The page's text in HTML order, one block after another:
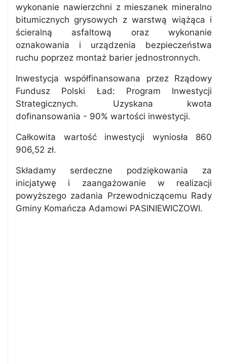
wykonanie nawierzchni z mieszanek mineralno
bitumicznych grysowych z warstwą wiążąca i
ścieralną asfaltową oraz wykonanie
oznakowania i urządzenia bezpieczeństwa
ruchu poprzez montaż barier jednostronnych.
Inwestycja współfinansowana przez Rządowy
Fundusz Polski Ład: Program Inwestycji
Strategicznych. Uzyskana kwota
dofinansowania - 90% wartości inwestycji.
Całkowita wartość inwestycji wyniosła 860
906,52 zł.
Składamy serdeczne podziękowania za
inicjatywę i zaangażowanie w realizacji
powyższego zadania Przewodniczącemu Rady
Gminy Komańcza Adamowi PASINIEWICZOWI.